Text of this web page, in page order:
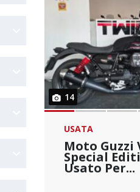
14
USATA
Moto Guzzi
Special
Usato Per...